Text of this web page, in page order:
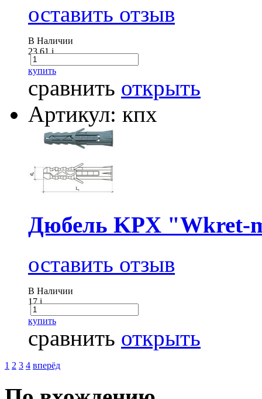
оставить отзыв
В Наличии
23.61i
купить
сравнить открыть
Артикул: кпх
Дюбель KPX "Wkret-
оставить отзыв
В Наличии
17i
купить
сравнить открыть
1 2 3 4 вперёд